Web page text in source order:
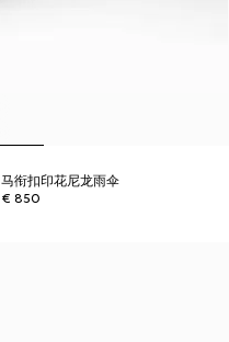
马衔扣印花尼龙雨伞
€ 850